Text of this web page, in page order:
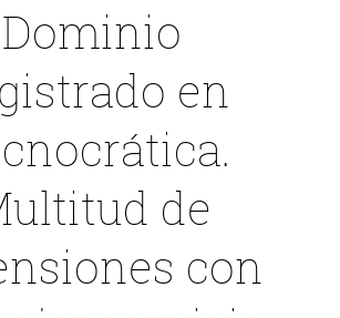
Dominio
en
.
de
con